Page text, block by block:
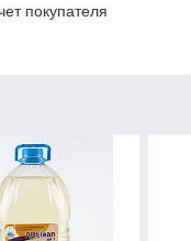
покупателя